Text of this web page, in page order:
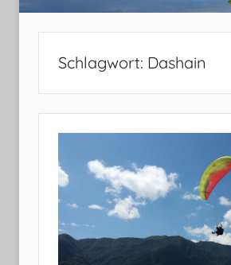
Schlagwort: Dashain